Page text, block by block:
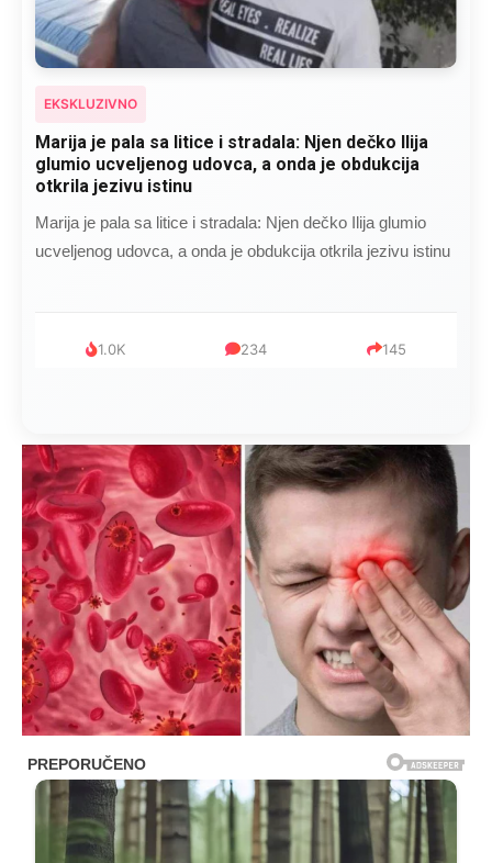
EKSKLUZIVNO
Kad se Marin suprug razbolio ona ga kupala,
pelene mu mijenjala: Jedno jutro je poslao po
čokoladu..
Kad se Marin suprug razbolio ona ga kupala, pelene mu
mijenjala: Jedno jutro je poslao po čokoladu..
999 321 234